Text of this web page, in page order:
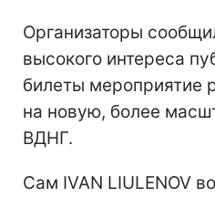
Организаторы
высокого интереса
билеты мероприятие
на новую, более
ВДНГ.
Сам IVAN LIULENOV